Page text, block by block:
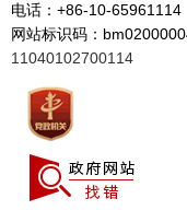
电话：+86-10-65961114
网站标识码：
11040102700114